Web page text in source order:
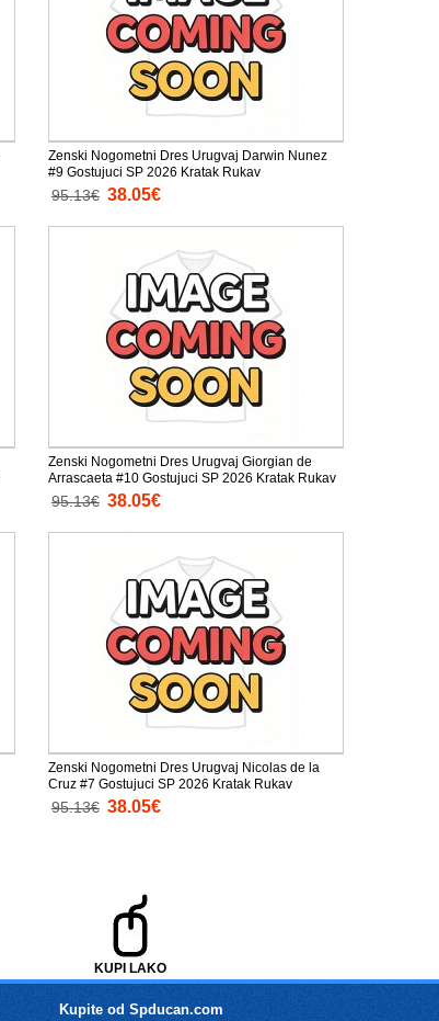
Zenski Nogometni Dres Urugvaj Darwin Nunez
#9 Gostujuci SP 2026 Kratak Rukav
95.13€ 38.05€
Zenski Nogometni Dres Urugvaj Giorgian de
Arrascaeta #10 Gostujuci SP 2026 Kratak Rukav
95.13€ 38.05€
Zenski Nogometni Dres Urugvaj Nicolas de la
Cruz #7 Gostujuci SP 2026 Kratak Rukav
95.13€ 38.05€
KUPI LAKO
Kupite od Spducan.com